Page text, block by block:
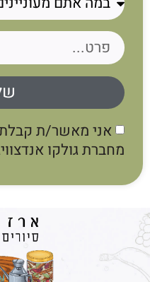
אני מאשר/ת קבלת
מחברת גולקו